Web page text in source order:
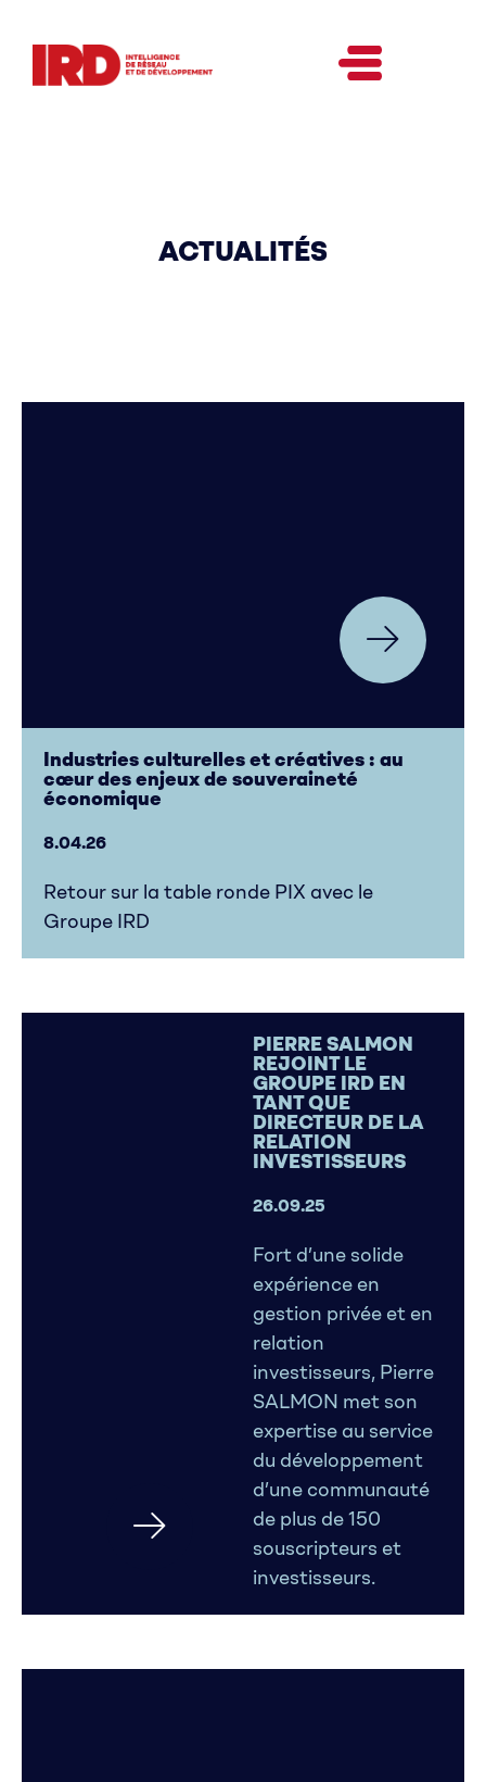
ACTUALITÉS
Industries culturelles et créatives : au
cœur des enjeux de souveraineté
économique
8.04.26
Retour sur la table ronde PIX avec le
Groupe IRD
PIERRE SALMON
REJOINT LE
GROUPE IRD EN
TANT QUE
DIRECTEUR DE LA
RELATION
INVESTISSEURS
26.09.25
Fort d’une solide
expérience en
gestion privée et en
relation
investisseurs, Pierre
SALMON met son
expertise au service
du développement
d’une communauté
de plus de 150
souscripteurs et
investisseurs.